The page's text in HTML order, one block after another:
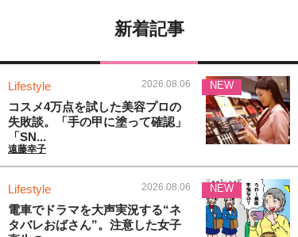
新着記事
Lifestyle 2026.08.06
コスメ4万点を試した美容プロの
失敗談。「手の甲に塗って確認」
「SN...
遠藤幸子
NEW
Lifestyle 2026.08.06
電車でドラマを大声実況する“ネ
タバレおばさん”。注意した女子
NEW